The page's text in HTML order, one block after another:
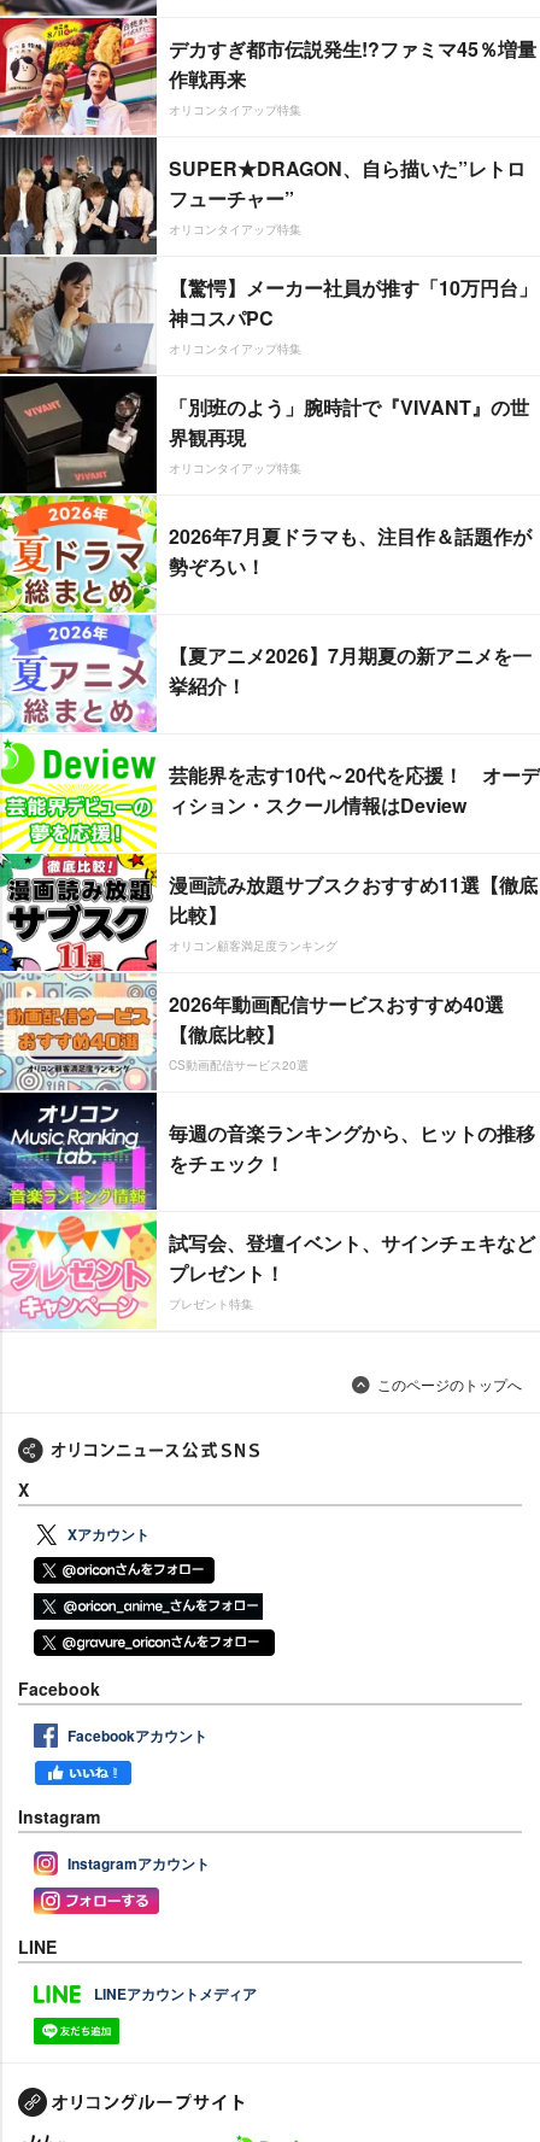
デカすぎ都市伝説発生!?ファミマ45％増量
作戦再来
オリコンタイアップ特集
SUPER★DRAGON、自ら描いた”レトロ
フューチャー”
オリコンタイアップ特集
【驚愕】メーカー社員が推す「10万円台」
神コスパPC
オリコンタイアップ特集
「別班のよう」腕時計で『VIVANT』の世
界観再現
オリコンタイアップ特集
2026年7月夏ドラマも、注目作＆話題作が
勢ぞろい！
【夏アニメ2026】7月期夏の新アニメを一
挙紹介！
芸能界を志す10代～20代を応援！ オーデ
ィション・スクール情報はDeview
漫画読み放題サブスクおすすめ11選【徹底
比較】
オリコン顧客満足度ランキング
2026年動画配信サービスおすすめ40選
【徹底比較】
CS動画配信サービス20選
毎週の音楽ランキングから、ヒットの推移
をチェック！
試写会、登壇イベント、サインチェキなど
プレゼント！
プレゼント特集
このページのトップへ
X
Xアカウント
Facebook
Facebookアカウント
Instagram
Instagramアカウント
LINE
LINEアカウントメディア